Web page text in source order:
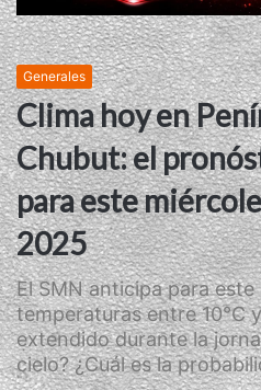
Generales
Clima hoy en
Chubut: el
para este
2025
El SMN anticipa para este
temperaturas entre 10°C
extendido durante la
cielo? ¿Cuál es la